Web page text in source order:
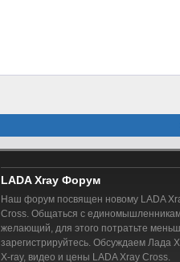
LADA Xray Форум
Наш форум посвящен новому LADA
Cross. Общаться с
желающий, для этого потратьте
зарегистрируйтесь. Обсуждаем Лада
X-ray, видео и цены LADA Xray Cross.